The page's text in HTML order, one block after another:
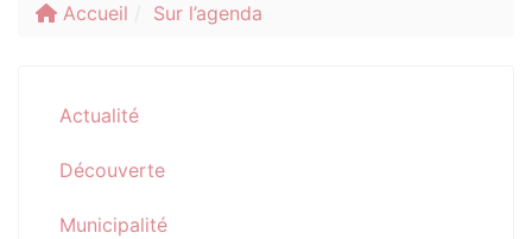
Accueil Sur l’agenda
Actualité
Découverte
Municipalité